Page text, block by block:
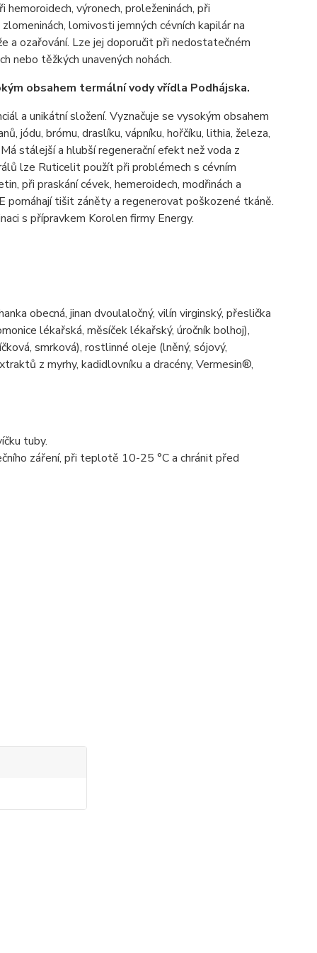
výronech, proleženinách, při
lomivosti jemných cévních kapilár na
a ozařování. Lze jej doporučit při nedostatečném
nebo těžkých unavených nohách.
obsahem termální vody vřídla Podhájska.
a unikátní složení. Vyznačuje se vysokým obsahem
jódu, brómu, draslíku, vápníku, hořčíku, lithia, železa,
stálejší a hlubší regenerační efekt než voda z
lze Ruticelit použít při problémech s cévním
při praskání cévek, hemeroidech, modřinách a
pomáhají tišit záněty a regenerovat poškozené tkáně.
s přípravkem Korolen firmy Energy.
obecná, jinan dvoulaločný, vilín virginský, přeslička
lékařská, měsíček lékařský, úročník bolhoj),
smrková), rostlinné oleje (lněný, sójový,
z myrhy, kadidlovníku a dracény, Vermesin®,
tuby.
záření, při teplotě 10-25 °C a chránit před